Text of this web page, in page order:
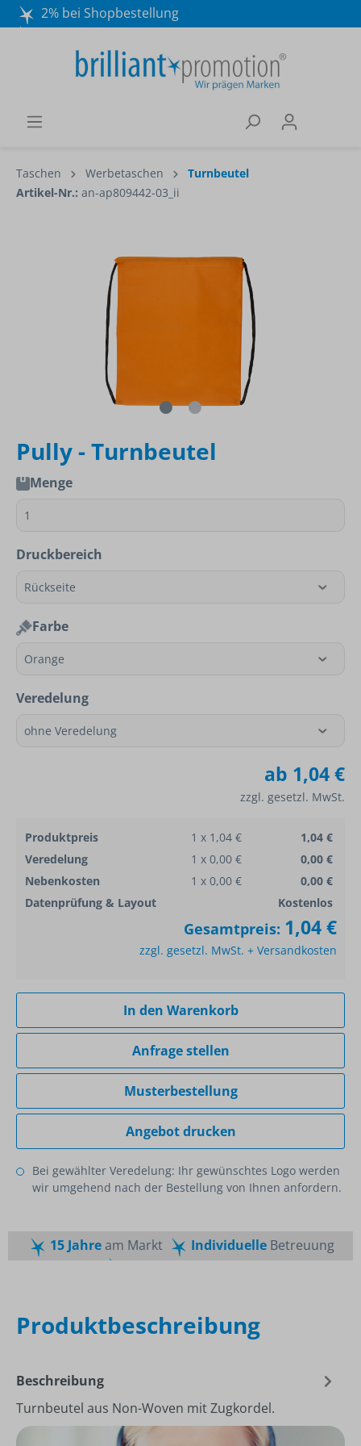
2% bei Shopbestellung
Wir beraten Sie gerne:
040 / 570 18 25 70
Taschen Werbetaschen
Turnbeutel
Artikel-Nr.: an-ap809442-03_ii
Pully - Turnbeutel
Menge
Druckbereich
Farbe
Veredelung
ab 1,04 €
zzgl. gesetzl. MwSt.
Produktpreis 1 x 1,04 €
1,04 €
Veredelung
1 x 0,00 €
0,00 €
Nebenkosten
1 x 0,00 €
0,00 €
Datenprüfung & Layout
Kostenlos
Gesamtpreis: 1,04 €
zzgl. gesetzl. MwSt. + Versandkosten
In den Warenkorb
Anfrage stellen
Musterbestellung
Angebot drucken
Bei gewählter Veredelung: Ihr gewünschtes Logo werden
wir umgehend nach der Bestellung von Ihnen anfordern.
15 Jahream Markt IndividuelleBetreuung
Produktbeschreibung
Beschreibung
Turnbeutel aus Non-Woven mit Zugkordel.